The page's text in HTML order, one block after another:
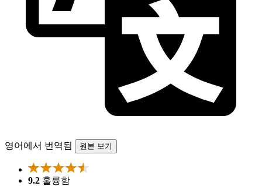
영어에서 번역됨 원본 보기
9.2 훌륭함